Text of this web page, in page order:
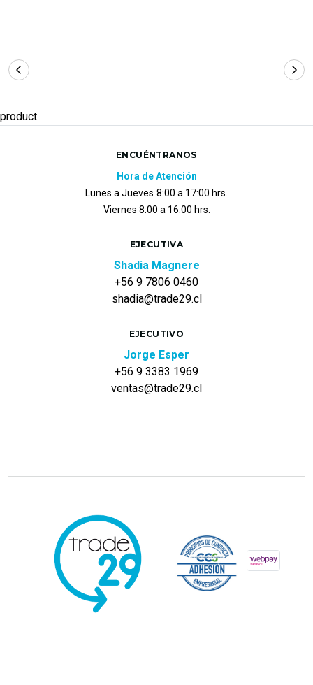
product
ENCUÉNTRANOS
Hora de Atención
Lunes a Jueves 8:00 a 17:00 hrs.
Viernes 8:00 a 16:00 hrs.
EJECUTIVA
Shadia Magnere
+56 9 7806 0460
shadia@trade29.cl
EJECUTIVO
Jorge Esper
+56 9 3383 1969
ventas@trade29.cl